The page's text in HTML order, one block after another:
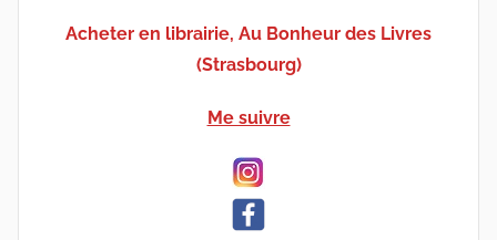
Acheter en librairie, Au Bonheur des Livres
(Strasbourg)
Me suivre